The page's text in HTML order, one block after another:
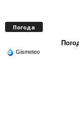
Погода
Gismeteo